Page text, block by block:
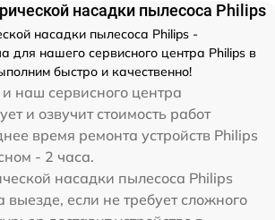
насадки пылесоса Philips
насадки пылесоса Philips -
для нашего сервисного центра Philips в
быстро и качественно!
наш сервисного центра
и озвучит стоимость работ
время ремонта устройств Philips
- 2 часа.
насадки пылесоса Philips
выезде, если не требует сложного